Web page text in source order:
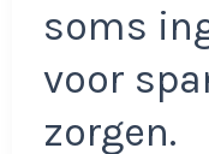
soms
voor
zorgen.